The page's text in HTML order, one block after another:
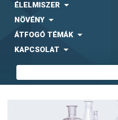
ÉLELMISZER
NÖVÉNY
ÁTFOGÓ TÉMÁK
KAPCSOLAT